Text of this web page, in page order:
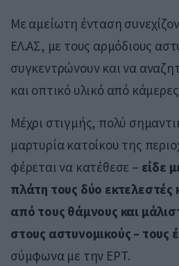
Με αμείωτη ένταση
ΕΛ.ΑΣ, με τους αρμόδιους
συγκεντρώνουν και να
και οπτικό υλικό από
Μέχρι στιγμής, πολύ
μαρτυρία κατοίκου της
φέρεται να κατέθεσε – είδε
πλάτη τους δύο
από τους θάμνους και
στους αστυνομικούς –
σύμφωνα με την ΕΡΤ.